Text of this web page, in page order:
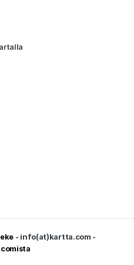
- info(at)kartta.com -